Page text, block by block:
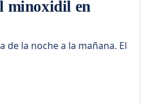
minoxidil en
de la noche a la mañana. El